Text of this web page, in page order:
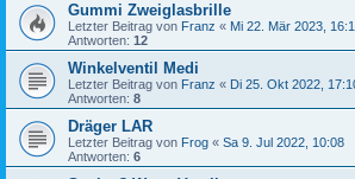
Gummi Zweiglasbrille
Letzter Beitrag von Franz « Mi 22. Mär 2023,
Antworten: 12
Winkelventil Medi
Letzter Beitrag von Franz « Di 25. Okt 2022,
Antworten: 8
Dräger LAR
Letzter Beitrag von Frog « Sa 9. Jul 2022, 10:08
Antworten: 6